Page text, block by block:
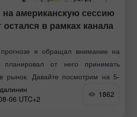
на американскую сессию
остался в рамках канала
я обращал внимание на
от него принимать
рынок. Давайте посмотрим на 5-
06 UTC+2
1862